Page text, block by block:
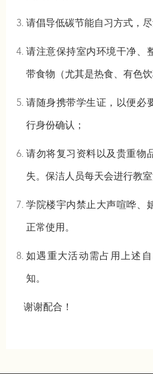
请倡导低碳节能自习方式，
请注意保持室内环境干净、
带食物（尤其是热食、有色
请随身携带学生证，以便必
行身份确认；
请勿将复习资料以及贵重物
失。保洁人员每天会进行教室
学院楼宇内禁止大声喧哗、
正常使用。
如遇重大活动需占用上述
知。
谢谢配合！